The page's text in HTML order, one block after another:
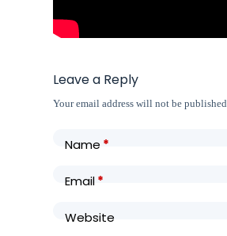
Leave a Reply
Your email address will not be published.
Name*
Email*
Website